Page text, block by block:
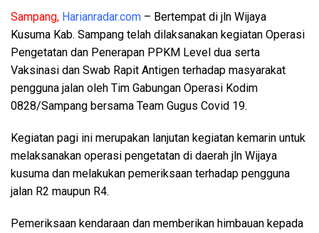
Sampang, Harianradar.com – Bertempat di jln Wijaya
Kusuma Kab. Sampang telah dilaksanakan kegiatan Operasi
Pengetatan dan Penerapan PPKM Level dua serta
Vaksinasi dan Swab Rapit Antigen terhadap masyarakat
pengguna jalan oleh Tim Gabungan Operasi Kodim
0828/Sampang bersama Team Gugus Covid 19.
Kegiatan pagi ini merupakan lanjutan kegiatan kemarin untuk
melaksanakan operasi pengetatan di daerah jln Wijaya
kusuma dan melakukan pemeriksaan terhadap pengguna
jalan R2 maupun R4.
Pemeriksaan kendaraan dan memberikan himbauan kepada